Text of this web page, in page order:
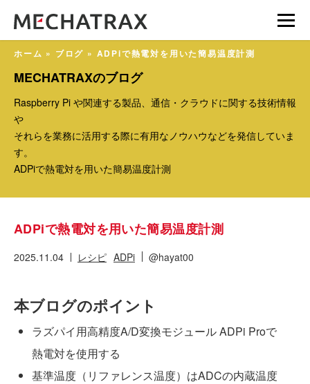
ホーム » ブログ » ADPiで熱電対を用いた簡易温度計測
MECHATRAXのブログ
Raspberry Pi や関連する製品、通信・クラウドに関する技術情報
や
それらを業務に活用する際に有用なノウハウなどを発信していま
す。
ADPiで熱電対を用いた簡易温度計測
ADPiで熱電対を用いた簡易温度計測
2025.11.04 レシピ ADPi @hayat00
本ブログのポイント
ラズパイ用高精度A/D変換モジュール ADPi Proで
熱電対を使用する
基準温度（リファレンス温度）はADCの内蔵温度